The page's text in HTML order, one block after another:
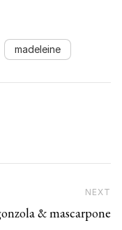
madeleine
NEXT
& mascarpone